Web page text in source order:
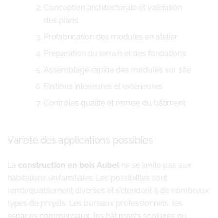
Conception architecturale et validation
des plans
Préfabrication des modules en atelier
Préparation du terrain et des fondations
Assemblage rapide des modules sur site
Finitions intérieures et extérieures
Contrôles qualité et remise du bâtiment
Variété des applications possibles
La construction en bois Aubel ne se limite pas aux
habitations unifamiliales. Les possibilités sont
remarquablement diverses et s’étendent à de nombreux
types de projets. Les bureaux professionnels, les
espaces commerciaux, les bâtiments scolaires ou